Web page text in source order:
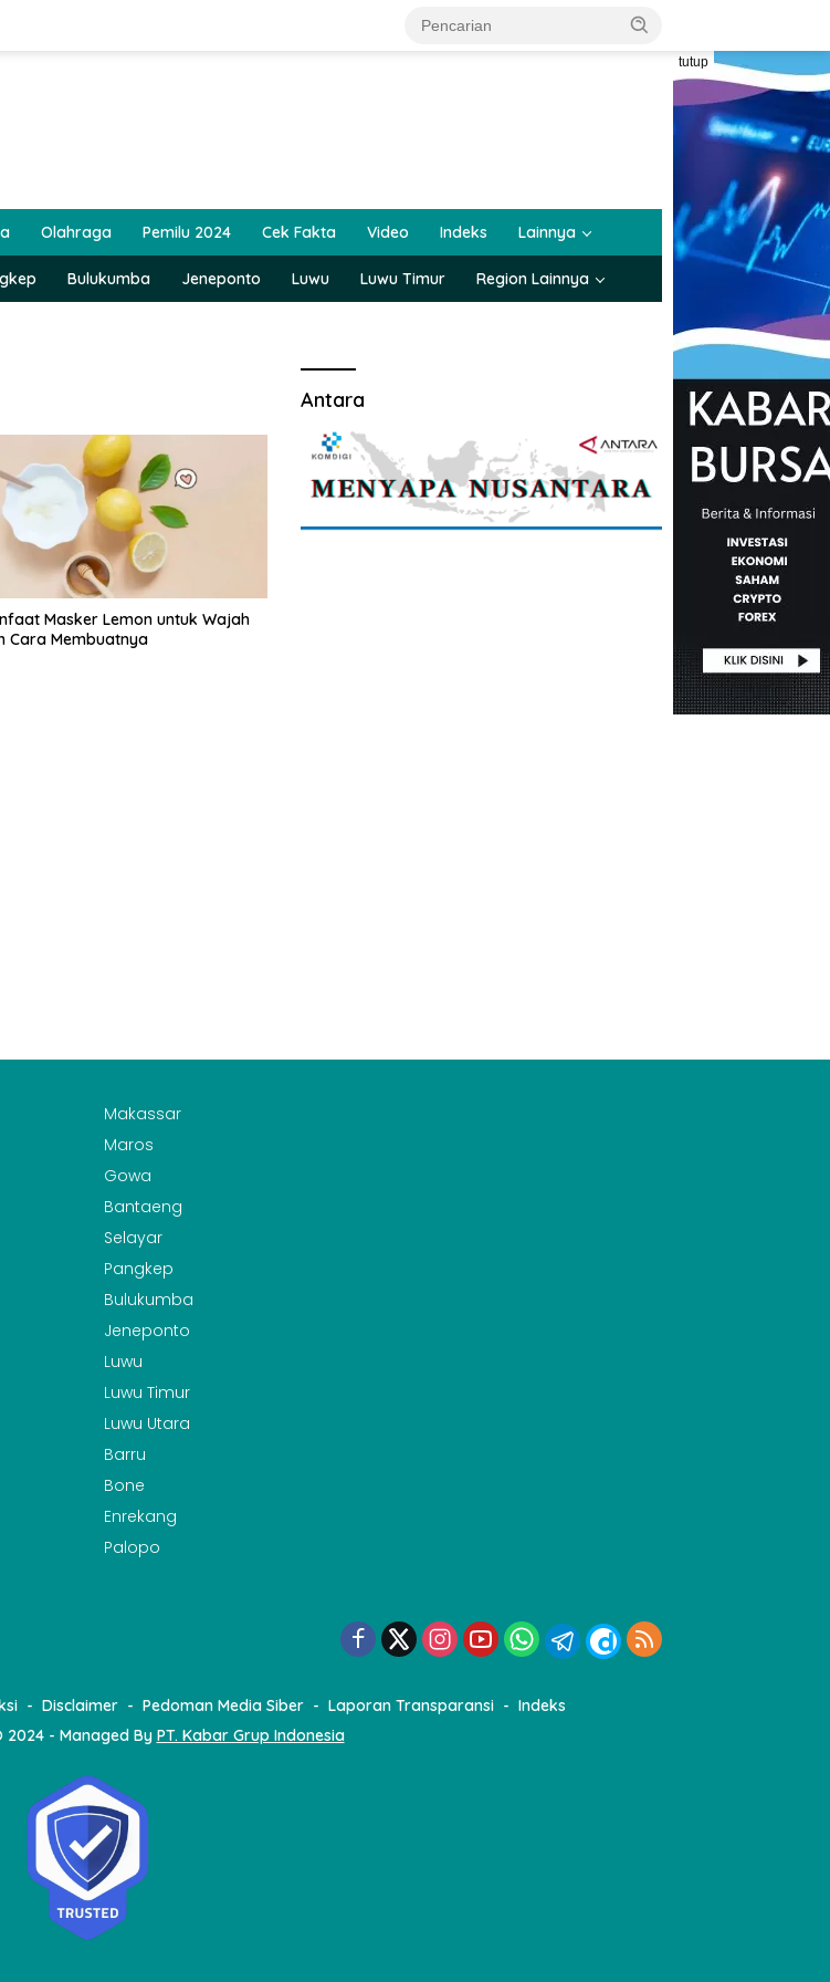
tutup
Olahraga Pemilu 2024 Cek Fakta Video Indeks Lainnya
Bulukumba Jeneponto Luwu Luwu Timur Region Lainnya
Masker Lemon untuk Wajah
Cara Membuatnya
Antara
Makassar
Maros
Gowa
Bantaeng
Selayar
Pangkep
Bulukumba
Jeneponto
Luwu
Luwu Timur
Luwu Utara
Barru
Bone
Enrekang
Palopo
Disclaimer Pedoman Media Siber Laporan Transparansi
Indeks
- Managed By PT. Kabar Grup Indonesia